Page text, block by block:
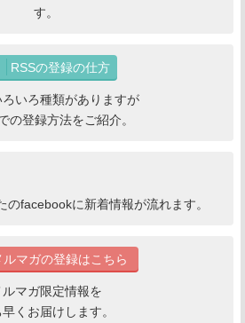
す。
RSSの登録の仕方
ろいろ種類がありますが
の登録方法をご紹介。
のfacebookに新着情報が流れます。
ルマガの登録はこちら
ルマガ限定情報を
くお届けします。